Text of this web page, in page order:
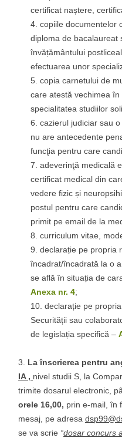
certificat naștere,
copiile documentelor
diploma de bacalaureat
învățământului
efectuarea unor
copia carnetului de
care atestă vechimea
specialitatea studiilor
cazierul judiciar sau
nu are antecedente
funcţia pentru care
adeverinţă medicală
certificat medical din
vedere fizic și
postul pentru care
primit pe email de la
curriculum vitae,
declarație pe propria
încadrat/încadrată la o
se află în situația de
Anexa nr. 4;
declarație pe
Securității sau
de legislația specifică –
La înscrierea pentru
IA , nivel studii S, la
trimite dosarul electronic,
orele 16,00, prin e-mail, în
mesaj, pe adresa
se va scrie “dosar concurs